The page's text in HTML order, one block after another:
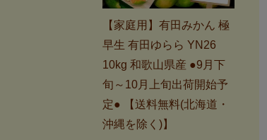
【家庭用】有田みかん 極
早生 有田ゆらら YN26
10kg 和歌山県産 ●9月下
旬～10月上旬出荷開始予
定● 【送料無料(北海道・
沖縄を除く)】